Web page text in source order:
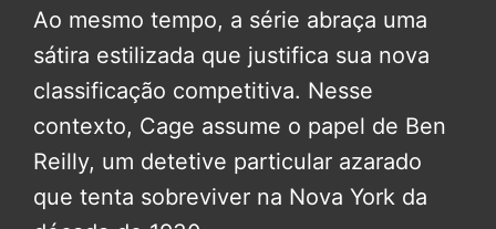
Ao mesmo tempo, a série abraça uma
sátira estilizada que justifica sua nova
classificação competitiva. Nesse
contexto, Cage assume o papel de Ben
Reilly, um detetive particular azarado
que tenta sobreviver na Nova York da